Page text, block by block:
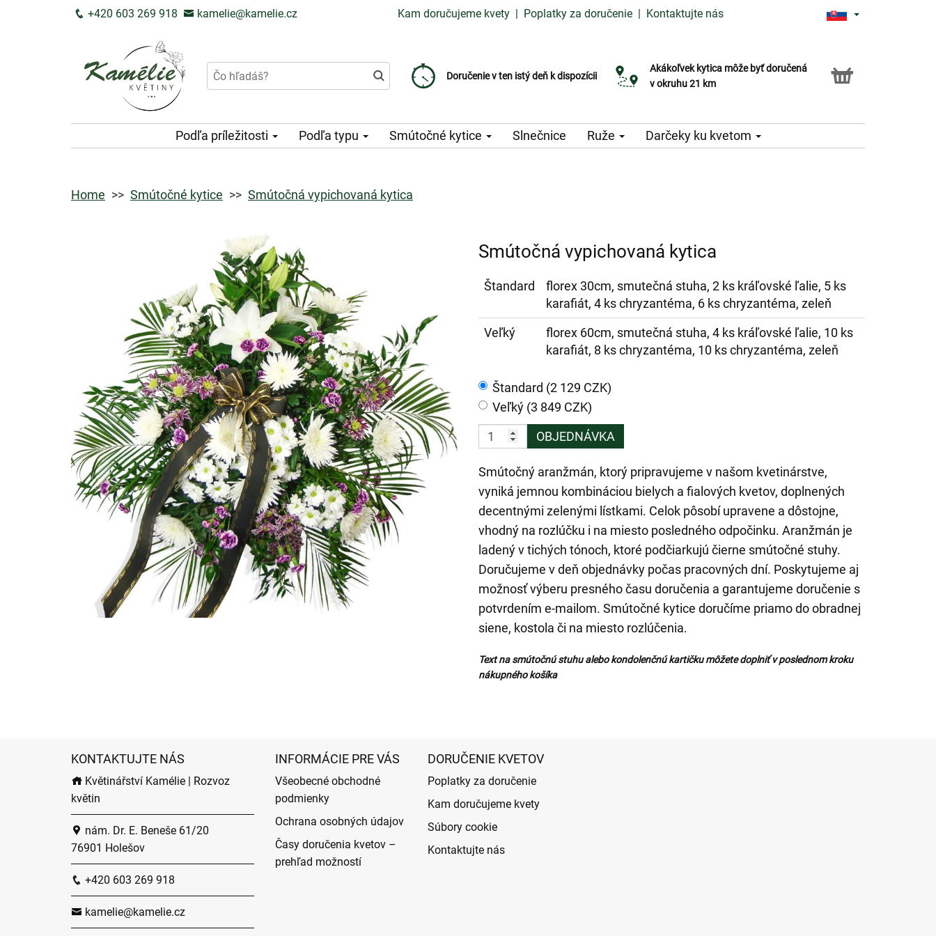
+420 603 269 918 kamelie@kamelie.cz Kam doručujeme kvety | Poplatky za doručenie | Kontaktujte nás
Doručenie v ten istý deň k dispozícii
Poplatok za doručenie od 99 CZK
Vyberte si dátum doručenia
Akákoľvek kytica môže byť doručená
v okruhu 21 km
Služba Click & Collect
Podľa príležitosti Podľa typu Smútočné kytice Slnečnice Ruže Darčeky ku kvetom
Home Smútočné kytice Smútočná vypichovaná kytica
Smútočná vypichovaná kytica
Štandard
florex 30cm, smutečná stuha, 2 ks kráľovské ľalie, 5 ks
karafiát, 4 ks chryzantéma, 6 ks chryzantéma, zeleň
Veľký
florex 60cm, smutečná stuha, 4 ks kráľovské ľalie, 10 ks
karafiát, 8 ks chryzantéma, 10 ks chryzantéma, zeleň
Štandard (2 129 CZK)
Veľký (3 849 CZK)
OBJEDNÁVKA
Smútočný aranžmán, ktorý pripravujeme v našom kvetinárstve,
vyniká jemnou kombináciou bielych a fialových kvetov, doplnených
decentnými zelenými lístkami. Celok pôsobí upravene a dôstojne,
vhodný na rozlúčku i na miesto posledného odpočinku. Aranžmán je
ladený v tichých tónoch, ktoré podčiarkujú čierne smútočné stuhy.
Doručujeme v deň objednávky počas pracovných dní. Poskytujeme aj
možnosť výberu presného času doručenia a garantujeme doručenie s
potvrdením e-mailom. Smútočné kytice doručíme priamo do obradnej
siene, kostola či na miesto rozlúčenia.
Text na smútočnú stuhu alebo kondolenčnú kartičku môžete doplniť v poslednom kroku
nákupného košíka
KONTAKTUJTE NÁS
Květinářství Kamélie | Rozvoz
květin
nám. Dr. E. Beneše 61/20
76901 Holešov
+420 603 269 918
kamelie@kamelie.cz
INFORMÁCIE PRE VÁS
Všeobecné obchodné
podmienky
Ochrana osobných údajov
Časy doručenia kvetov –
prehľad možností
DORUČENIE KVETOV
Poplatky za doručenie
Kam doručujeme kvety
Súbory cookie
Kontaktujte nás